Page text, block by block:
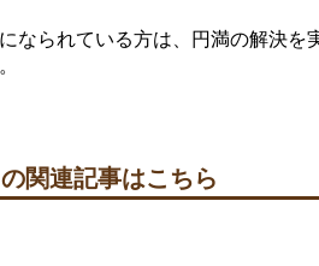
なられている方は、円満の解決を
関連記事はこちら